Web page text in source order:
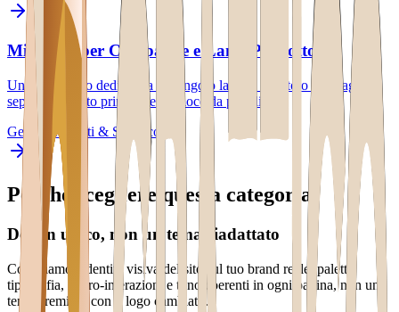
Microsito per Campagne e Lanci Prodotto
Un piccolo sito dedicato a un singolo lancio, evento o campagna,
separato dal sito principale e veloce da pubblicare.
GeneraleEventi & Spettacoli
Perché scegliere questa categoria
Design unico, non un tema riadattato
Costruiamo l'identità visiva del sito sul tuo brand reale: palette,
tipografia, micro-interazioni e tono coerenti in ogni pagina, non un
tema premium con il logo cambiato.